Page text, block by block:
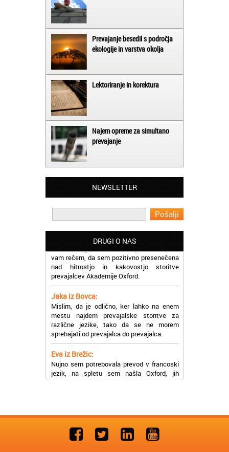
Prevajanje besedil s področja
ekologije in varstva okolja
Lektoriranje in korektura
Najem opreme za simultano
prevajanje
NEWSLETTER
DRUGI O NAS
Matjaž iz Ajdovščine:
Lahko pohvalim vse zaposlene v Akademiji
Oxford, ker so resnično profesionalni in
prevajalske storitve opravljajo hitro in
Potrebovala sem prevajanje iz
madžarskega v slovenski jezik in lahko
vam rečem, da sem pozitivno presenečena
nad hitrostjo in kakovostjo storitve
prevajalcev Akademije Oxford.
Jaka iz Bovca:
Mislim, da je odlično, ker lahko na enem
mestu najdem prevajalske storitve za
različne jezike, tako da se ne morem
sprehajati od prevajalca do prevajalca.
Eva iz Brežic:
jezik, na spletu sem našla Oxford, jih
poklicala in v roku nekaj ur sem po
elektronski pošti prejela prevod. Resnično
Uslužni, hitri in ljubeznivi, za njih imam